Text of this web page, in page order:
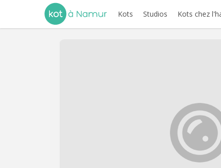
Kots Studios Kots chez